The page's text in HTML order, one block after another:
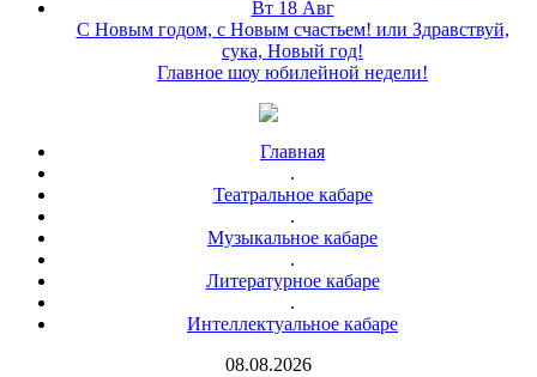
Вт 18 Авг
С Новым годом, с Новым счастьем! или Здравствуй,
сука, Новый год!
Главное шоу юбилейной недели!
Главная
.
Театральное кабаре
.
Музыкальное кабаре
.
Литературное кабаре
.
Интеллектуальное кабаре
08.08.2026